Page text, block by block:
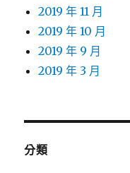
2019 年 11 月
2019 年 10 月
2019 年 9 月
2019 年 3 月
分類